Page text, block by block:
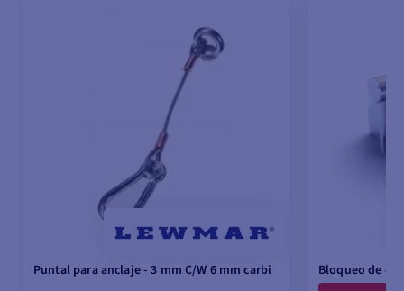
Puntal para anclaje - 3 mm C/W 6 mm carbi Bloqueo de